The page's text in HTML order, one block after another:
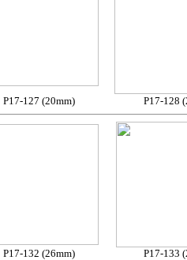
P17-127 (20mm) P17-128
P17-132 (26mm) P17-133